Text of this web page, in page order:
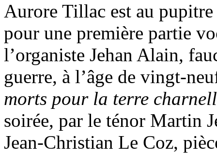
Aurore Tillac est au
pour une première partie
l’organiste Jehan Alain,
guerre, à l’âge de vingt-
morts pour la terre
soirée, par le ténor Martin
Jean-Christian Le Coz,